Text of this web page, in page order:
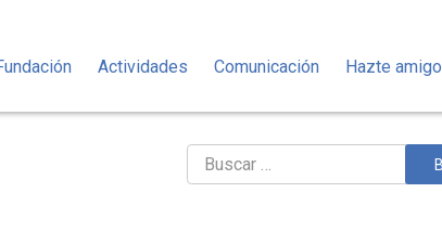
Actividades Comunicación Hazte amigo
Buscar: